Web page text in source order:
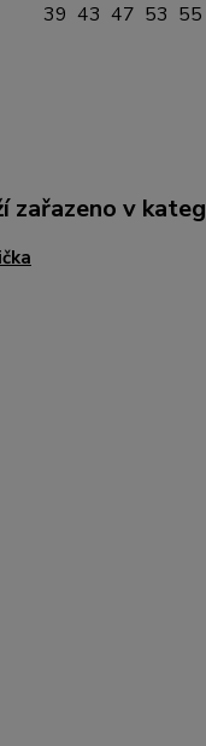
39 43 47 53 55
zařazeno v